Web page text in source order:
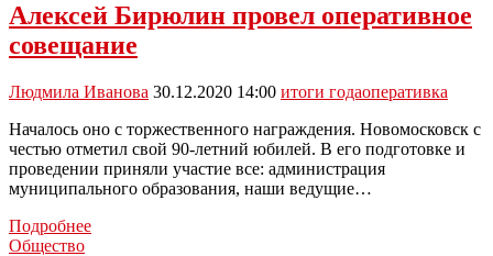
итоги
года
Алексей Бирюлин провел оперативное
совещание
Людмила Иванова 30.12.2020 14:00 итоги годаоперативка
Началось оно с торжественного награждения. Новомосковск с
честью отметил свой 90-летний юбилей. В его подготовке и
проведении приняли участие все: администрация
муниципального образования, наши ведущие…
ПодробнееАлексей
Общество